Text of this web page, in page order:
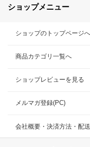
ショップメニュー
ショップのトップページへ
商品カテゴリ一覧へ
ショップレビューを見る
メルマガ登録(PC)
会社概要・決済方法・配